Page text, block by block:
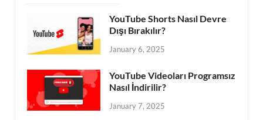
YouTube Shorts Nasıl Devre
Dışı Bırakılır?
January 6, 2025
YouTube Videoları Programsız
Nasıl İndirilir?
January 7, 2025